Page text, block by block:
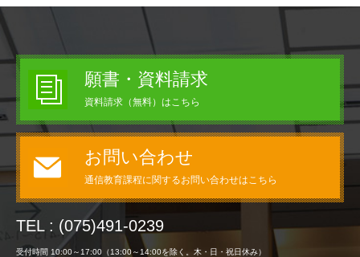
願書・資料請求
資料請求（無料）はこちら
お問い合わせ
通信教育課程に関するお問い合わせはこちら
TEL : (075)491-0239
受付時間 10:00～17:00（13:00～14:00を除く。木・日・祝日休み）